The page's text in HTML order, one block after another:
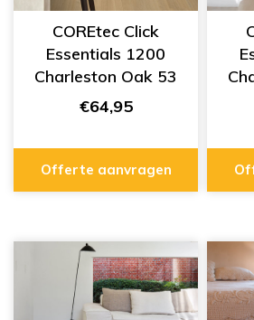
COREtec Click
Essentials 1200
Charleston Oak 53
50 LVP 1153
€64,95
Offerte aanvragen